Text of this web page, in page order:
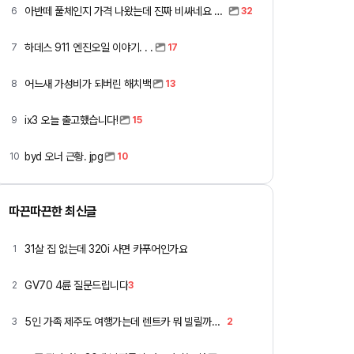
6 아반떼 풀체인지 가격 나왔는데 진짜 비싸네요 ㅎㅎ 32
7 하데스 911 엔진오일 이야기. . . 17
8 어느새 가성비가 되버린 해치백 13
9 ix3 오늘 출고했습니다! 15
10 byd 오너 근황. jpg 10
따끈따끈한 최신글
1 31살 집 없는데 320i 사면 카푸어인가요
2 GV70 4륜 질문드립니다3
3 5인 가족 제주도 여행가는데 렌트카 뭐 빌릴까요 ㅎ 2